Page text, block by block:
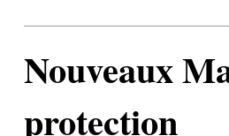
Nouveaux
protection